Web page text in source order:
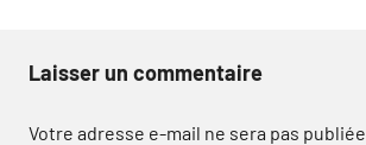
Laisser un commentaire
Votre adresse e-mail ne sera pas publiée.